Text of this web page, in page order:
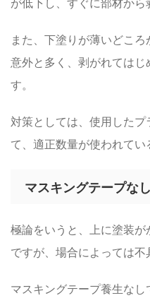
また、下塗りが薄いどこ
意外と多く、剥がれては
す。
対策としては、使用した
て、適正数量が使われてい
マスキングテープなし
極論をいうと、上に塗装
ですが、場合によっては不
マスキングテープ養生な